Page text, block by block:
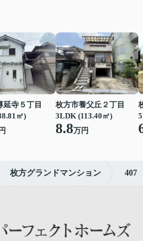
延寺５丁目
㎡)
枚方市養父丘２丁目
3LDK (113.40㎡)
8.8万円
枚方グランドマンション 407